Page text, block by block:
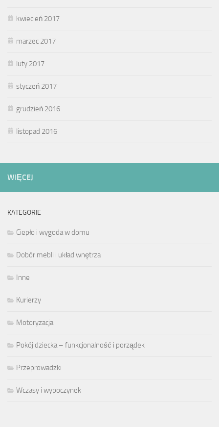
kwiecień 2017
marzec 2017
luty 2017
styczeń 2017
grudzień 2016
listopad 2016
WIĘCEJ
KATEGORIE
Ciepło i wygoda w domu
Dobór mebli i układ wnętrza
Inne
Kurierzy
Motoryzacja
Pokój dziecka – funkcjonalność i porządek
Przeprowadzki
Wczasy i wypoczynek